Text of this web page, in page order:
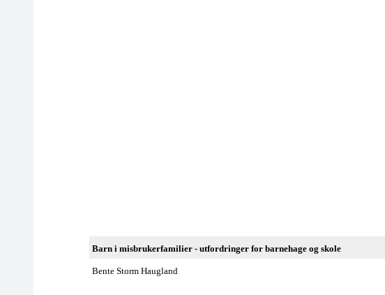
Barn i misbrukerfamilier - utfordringer for barnehage og skole
Bente Storm Haugland